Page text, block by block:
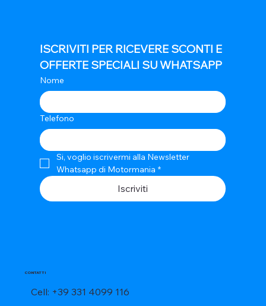
CONTATTI
Cell: +39 331 4099 116
ISCRIVITI PER RICEVERE SCONTI E
OFFERTE SPECIALI SU WHATSAPP
Nome
Telefono
Si, voglio iscrivermi alla Newsletter
Whatsapp di Motormania *
Iscriviti